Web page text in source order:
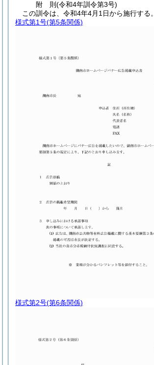
附 則(令和4年訓令第3号)
この訓令は、令和4年4月1日から施行する。
様式第1号(第5条関係)
様式第2号(第6条関係)